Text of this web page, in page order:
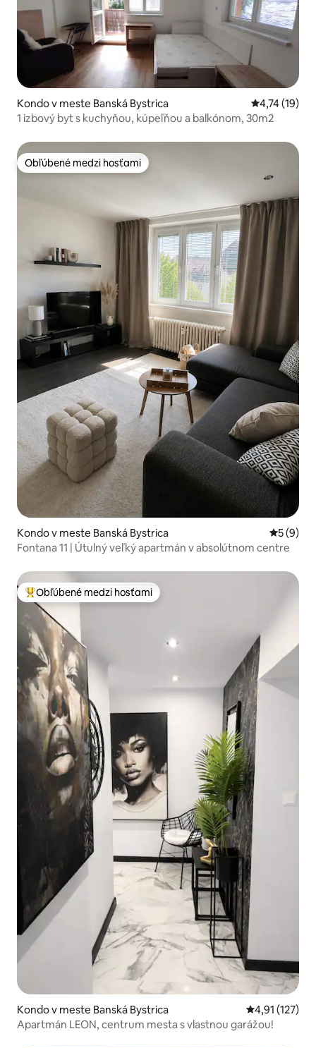
Kondo v meste Banská Bystrica Priemerné
4,74 (19)
1 izbový byt s kuchyňou, kúpeľňou a balkónom, 30m2
Obľúbené medzi hosťami
Obľúbené medzi hosťami
Kondo v meste Banská Bystrica
5 (9)
Fontana 11 | Útulný veľký apartmán v absolútnom centre
Najobľúbenejšie medzi hosťami
Obľúbené medzi hosťami
Kondo v meste Banská Bystrica Priemerné
4,91 (127)
Apartmán LEON, centrum mesta s vlastnou garážou!